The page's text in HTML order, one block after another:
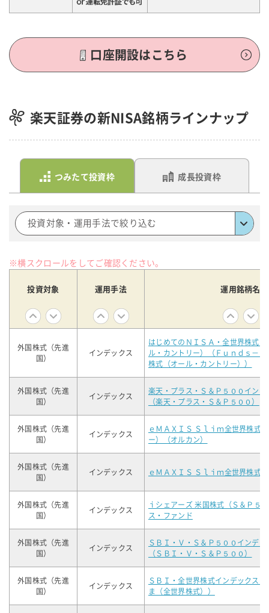
口座開設はこちら
楽天証券の新NISA銘柄ラインナップ
つみたて投資枠 成長投資枠
投資対象・運用手法で絞り込む
※横スクロールをしてご確認ください。
投資対象 運用手法 運用銘柄名
外国株式（先進
国）
インデックス
はじめてのＮＩＳＡ・全世界株式
ル・カントリー）（Ｆｕｎｄｓ－
株式（オール・カントリー））
外国株式（先進
国）
インデックス
楽天・プラス・Ｓ＆Ｐ５００インデ
（楽天・プラス・Ｓ＆Ｐ５００）
外国株式（先進
国）
インデックス
ｅＭＡＸＩＳ Ｓｌｉｍ全世界株式
ー）（オルカン）
外国株式（先進
国）
インデックス ｅＭＡＸＩＳ Ｓｌｉｍ全世界株式
外国株式（先進
国）
インデックス
ｉシェアーズ 米国株式（Ｓ＆Ｐ５
ス・ファンド
外国株式（先進
国）
インデックス
ＳＢＩ・Ｖ・Ｓ＆Ｐ５００インデ
（ＳＢＩ・Ｖ・Ｓ＆Ｐ５００）
外国株式（先進
国）
インデックス
ＳＢＩ・全世界株式インデックス
ま（全世界株式））